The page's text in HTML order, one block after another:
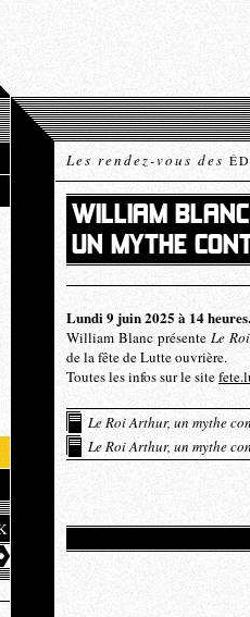
Les rendez-vous des
WILLIAM
UN MYTHE
Lundi 9 juin 2025 à 14
William Blanc présenteLe
de la fête de Lutte ouvrière.
Toutes les infos sur le site
Le Roi Arthur, un mythe
Le Roi Arthur, un mythe